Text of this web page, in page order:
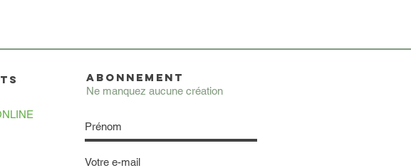
ABONNEMENT
Ne manquez aucune création